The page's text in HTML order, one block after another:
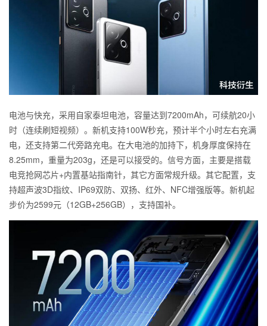
电池与快充，采用自家泰坦电池，容量达到7200mAh，可续航20小
时（连续刷短视频）。新机支持100W秒充，预计半个小时左右充满
电，还支持第二代旁路充电。在大电池的加持下，机身厚度保持在
8.25mm，重量为203g，还是可以接受的。信号方面，主要是搭载
电竞抢网芯片+内置基站指南针，其它方面常规升级。其它配置，支
持超声波3D指纹、IP69双防、双扬、红外、NFC增强版等。新机起
步价为2599元（12GB+256GB），支持国补。